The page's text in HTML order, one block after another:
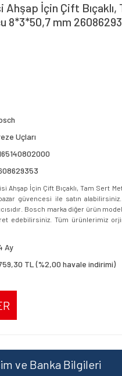
İçin Çift Bıçaklı,
8*3*50,7 mm
Uçları
Ahşap İçin Çift Bıçaklı, Tam Sert
güvencesi ile satın
Bosch marka diğer ürün
edebilirsiniz. Tüm ürünlerimiz
Ay
TL (%2,00 havale indirimi)
ve Banka Bilgileri